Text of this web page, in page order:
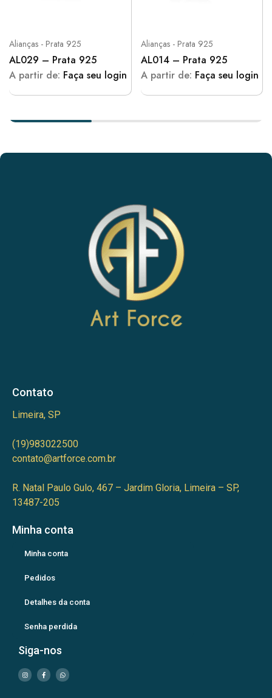
Alianças - Prata 925
AL029 – Prata 925
A partir de: Faça seu login
Alianças - Prata 925
AL014 – Prata 925
A partir de: Faça seu login
Contato
Limeira, SP
(19)983022500
contato@artforce.com.br
R. Natal Paulo Gulo, 467 – Jardim Gloria, Limeira – SP,
13487-205
Minha conta
Minha conta
Pedidos
Detalhes da conta
Senha perdida
Siga-nos